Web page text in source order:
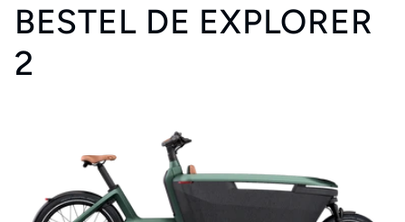
BESTEL DE EXPLORER
2